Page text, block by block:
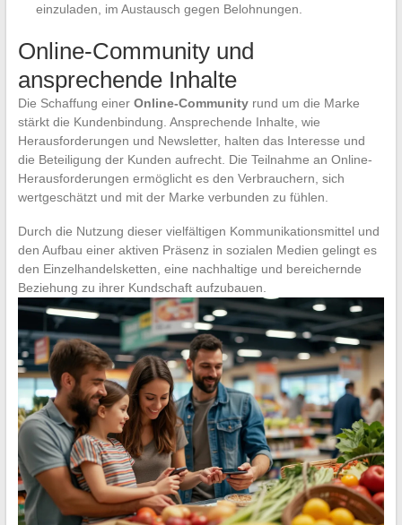
einzuladen, im Austausch gegen Belohnungen.
Online-Community und
ansprechende Inhalte
Die Schaffung einer Online-Communityrund um die Marke
stärkt die Kundenbindung. Ansprechende Inhalte, wie
Herausforderungen und Newsletter, halten das Interesse und
die Beteiligung der Kunden aufrecht. Die Teilnahme an Online-
Herausforderungen ermöglicht es den Verbrauchern, sich
wertgeschätzt und mit der Marke verbunden zu fühlen.
Durch die Nutzung dieser vielfältigen Kommunikationsmittel und
den Aufbau einer aktiven Präsenz in sozialen Medien gelingt es
den Einzelhandelsketten, eine nachhaltige und bereichernde
Beziehung zu ihrer Kundschaft aufzubauen.